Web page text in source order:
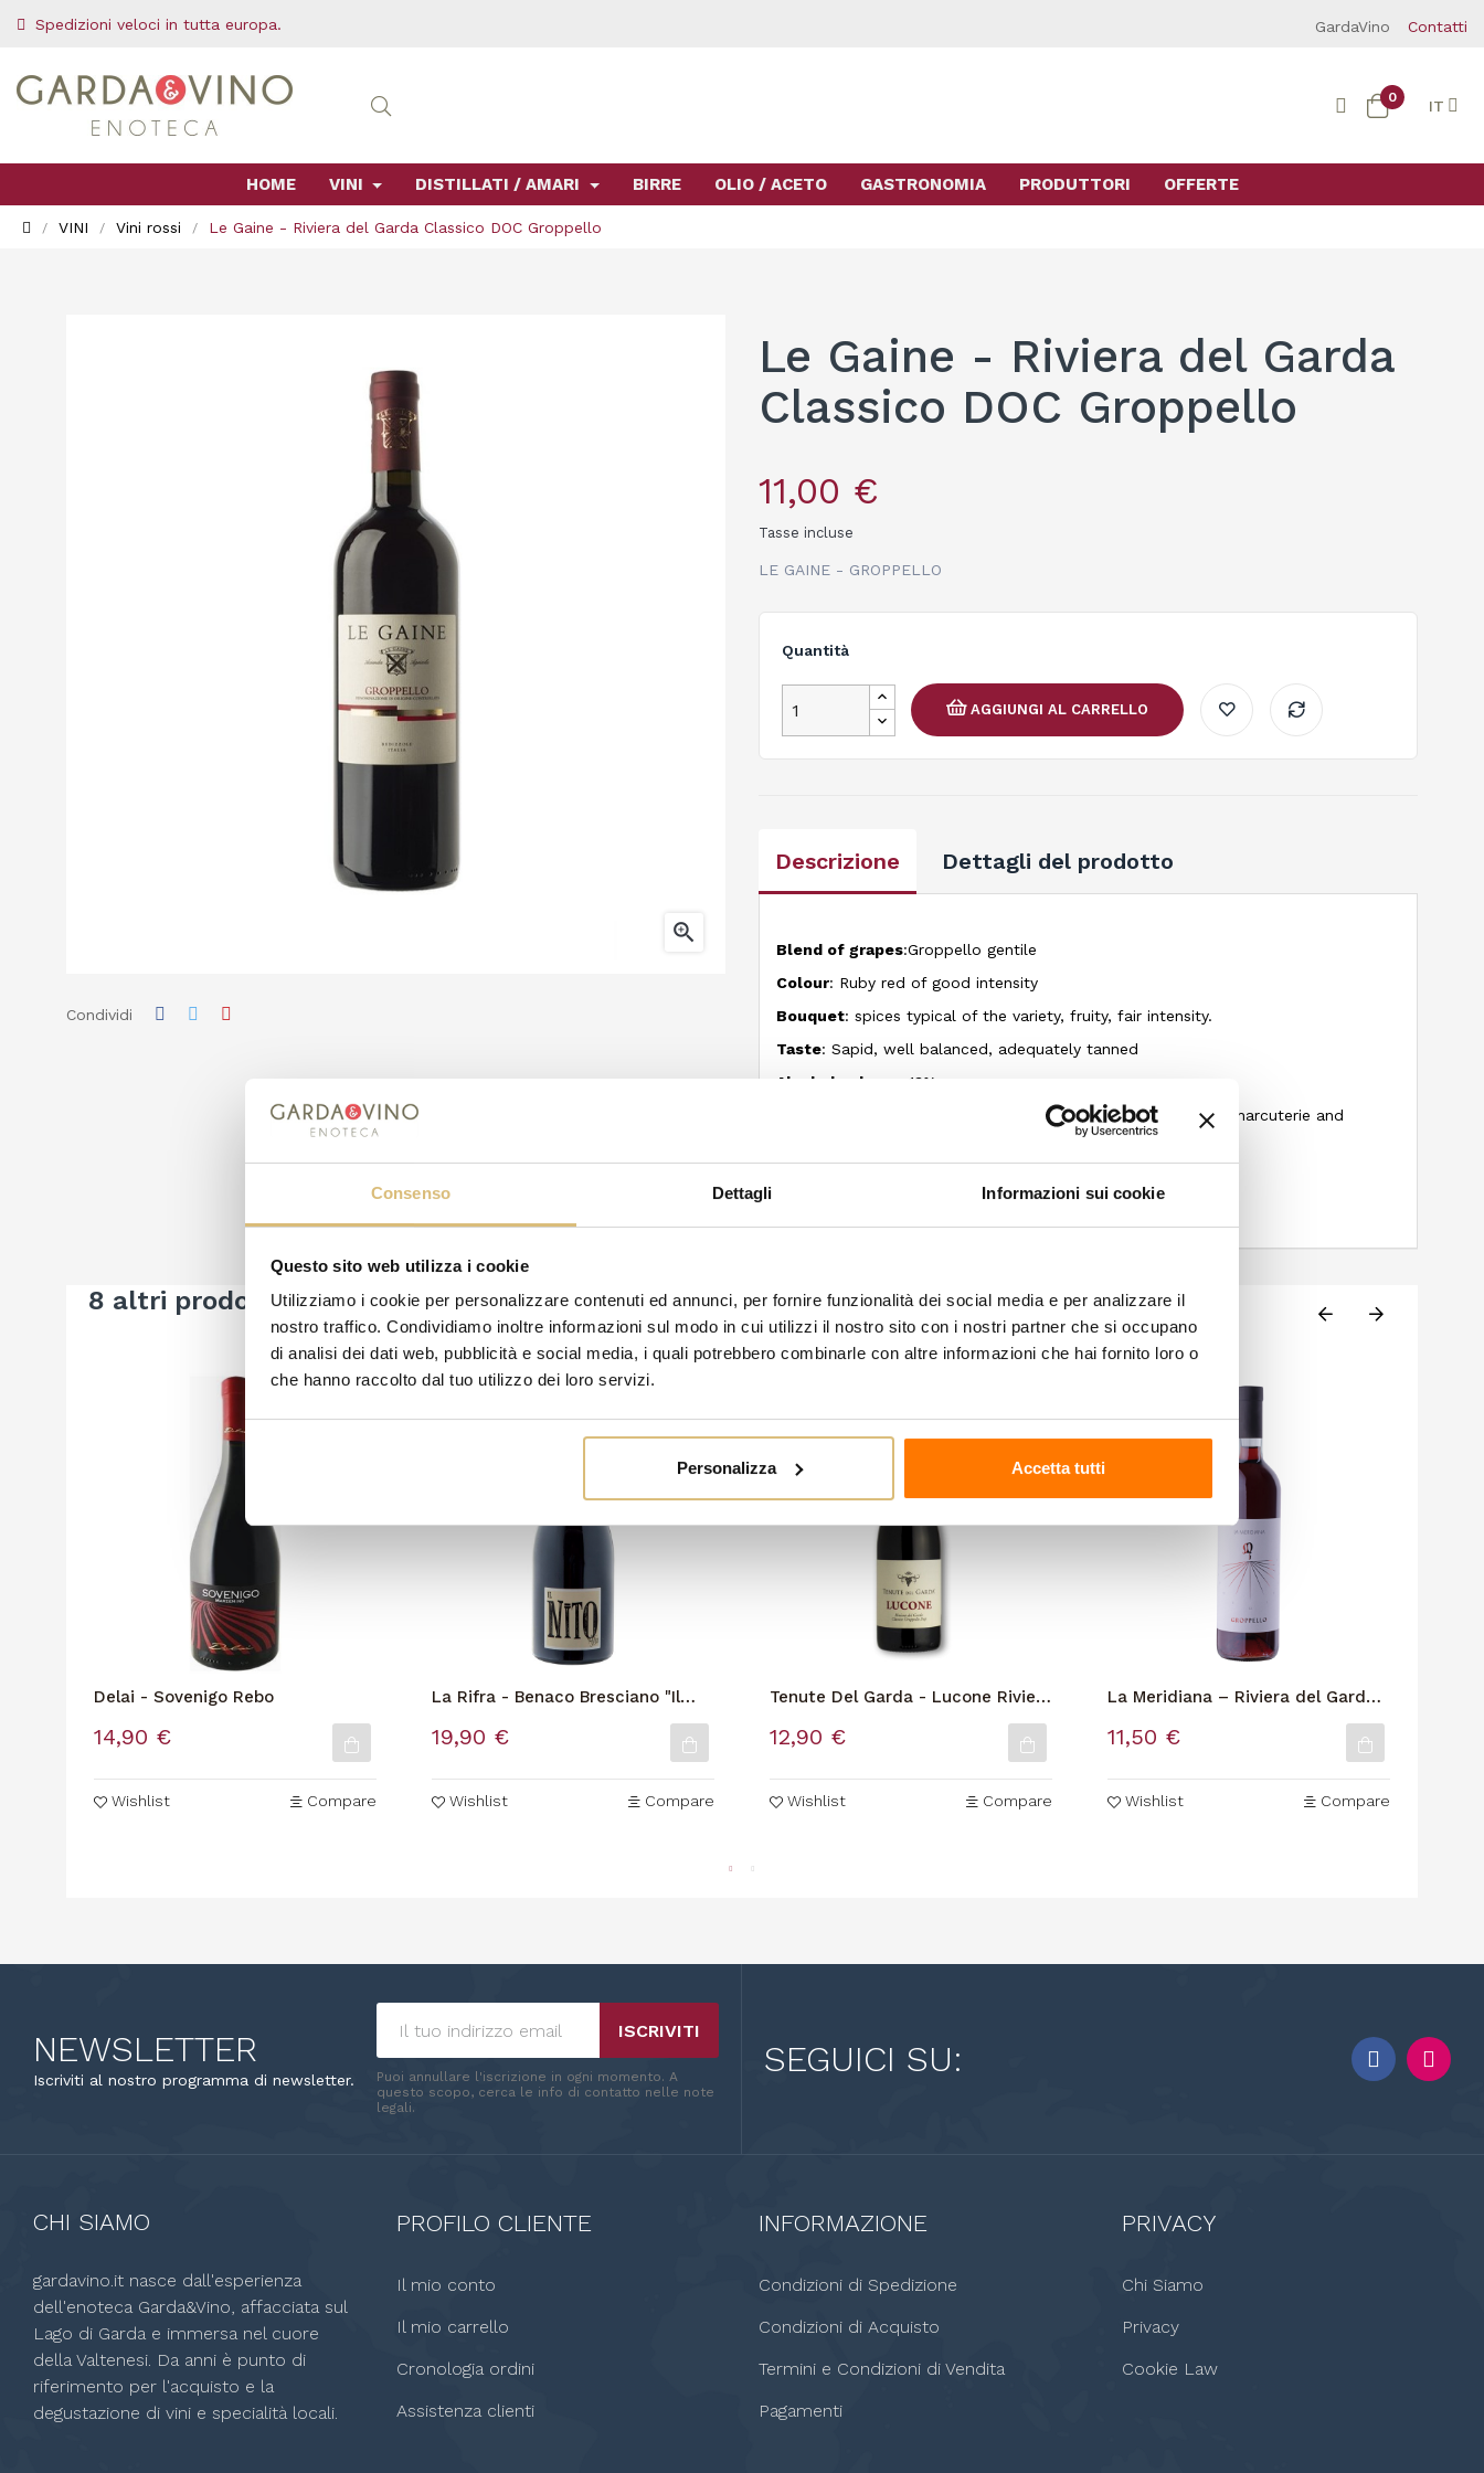
Consenso Dettagli Informazioni sui cookie
Questo sito web utilizza i cookie
Utilizziamo i cookie per personalizzare contenuti ed annunci, per fornire funzionalità dei social media e per analizzare il
nostro traffico. Condividiamo inoltre informazioni sul modo in cui utilizzi il nostro sito con i nostri partner che si occupano
di analisi dei dati web, pubblicità e social media, i quali potrebbero combinarle con altre informazioni che hai fornito loro o
che hanno raccolto dal tuo utilizzo dei loro servizi.
Personalizza Accetta tutti
Spedizioni veloci in tutta europa. GardaVino Contatti
0 IT
HOME VINI DISTILLATI / AMARI BIRRE OLIO / ACETO GASTRONOMIA PRODUTTORI OFFERTE
VINI Vini rossi Le Gaine - Riviera del Garda Classico DOC Groppello

Condividi
Le Gaine - Riviera del Garda
Classico DOC Groppello
11,00 €
Tasse incluse
LE GAINE - GROPPELLO
Quantità
AGGIUNGI AL CARRELLO
Descrizione Dettagli del prodotto
Blend of grapes:Groppello gentile
Colour: Ruby red of good intensity
Bouquet: spices typical of the variety, fruity, fair intensity.
Taste: Sapid, well balanced, adequately tanned
Alcohol volume
: 13%
: Red meat, roast beef, rich first courses, charcuterie and
8 altri prodotti della stessa categoria:
Delai - Sovenigo Rebo
14,90 €
Wishlist Compare
La Rifra - Benaco Bresciano "Il
19,90 €
Wishlist Compare
Tenute Del Garda - Lucone Riviera
12,90 €
Wishlist Compare
La Meridiana – Riviera del Garda
11,50 €
Wishlist Compare
NEWSLETTER
Iscriviti al nostro programma di newsletter.
ISCRIVITI
Puoi annullare l'iscrizione in ogni momento. A
questo scopo, cerca le info di contatto nelle note
legali.
SEGUICI SU:
CHI SIAMO
gardavino.it nasce dall'esperienza
dell'enoteca Garda&Vino, affacciata sul
Lago di Garda e immersa nel cuore
della Valtenesi. Da anni è punto di
riferimento per l'acquisto e la
degustazione di vini e specialità locali.
PROFILO CLIENTE
Il mio conto
Il mio carrello
Cronologia ordini
Assistenza clienti
INFORMAZIONE
Condizioni di Spedizione
Condizioni di Acquisto
Termini e Condizioni di Vendita
Pagamenti
PRIVACY
Chi Siamo
Privacy
Cookie Law